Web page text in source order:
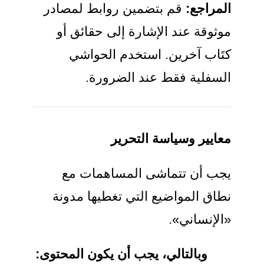
المراجع: قم بتضمين روابط لمصادر
موثوقة عند الإشارة إلى حقائق أو
كتَاب آخرين. استخدم الحواشي
السفلية فقط عند الضرورة.
معايير وسياسة التحرير
يجب أن تتماشى المساهمات مع
نطاق المواضيع التي تغطيها مدونة
«الإنساني».
وبالتالي، يجب أن يكون المحتوى: